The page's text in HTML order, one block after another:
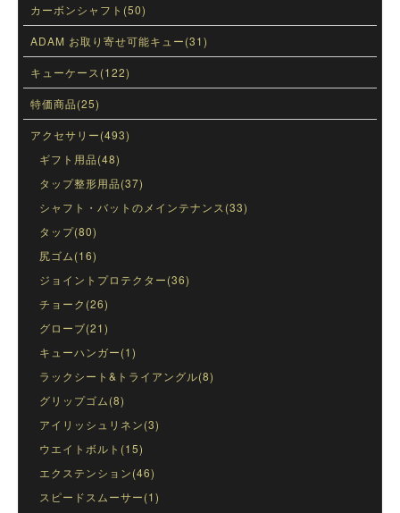
カーボンシャフト(50)
ADAM お取り寄せ可能キュー(31)
キューケース(122)
特価商品(25)
アクセサリー(493)
ギフト用品(48)
タップ整形用品(37)
シャフト・バットのメインテナンス(33)
タップ(80)
尻ゴム(16)
ジョイントプロテクター(36)
チョーク(26)
グローブ(21)
キューハンガー(1)
ラックシート&トライアングル(8)
グリップゴム(8)
アイリッシュリネン(3)
ウエイトボルト(15)
エクステンション(46)
スピードスムーサー(1)